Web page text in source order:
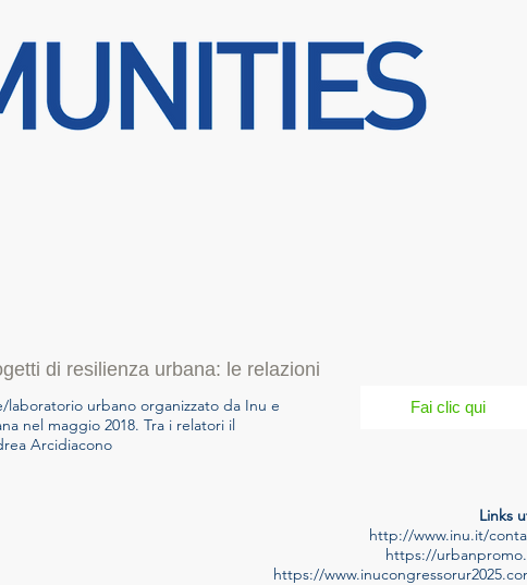
di resilienza urbana: le relazioni
laboratorio urbano organizzato da Inu e
nel maggio 2018. Tra i relatori il
Arcidiacono
Fai clic qui
Links
http://www.inu.it/
https://
https://